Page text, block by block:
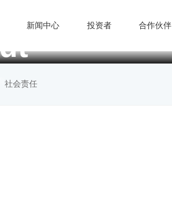
新闻中心 投资者 合作伙伴
社会责任